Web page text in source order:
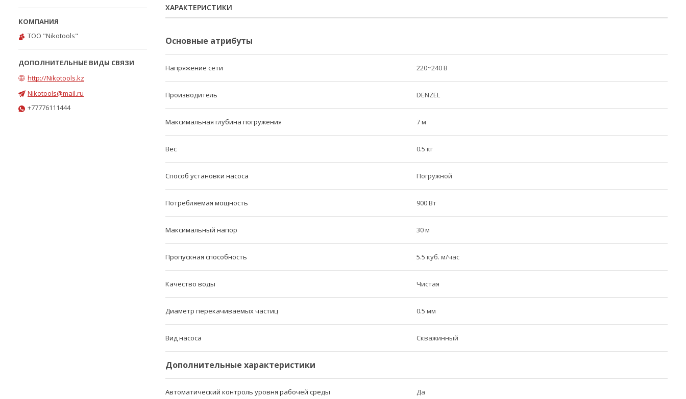
ХАРАКТЕРИСТИКИ
Основные атрибуты
Напряжение сети 220~240 В
Производитель DENZEL
Максимальная глубина погружения 7 м
Вес 0.5 кг
Способ установки насоса Погружной
Потребляемая мощность 900 Вт
Максимальный напор 30 м
Пропускная способность 5.5 куб. м/час
Качество воды Чистая
Диаметр перекачиваемых частиц 0.5 мм
Вид насоса Скважинный
Дополнительные характеристики
Автоматический контроль уровня рабочей среды Да
ТОО "Nikotools"
http://Nikotools.kz
Nikotools@mail.ru
+77776111444